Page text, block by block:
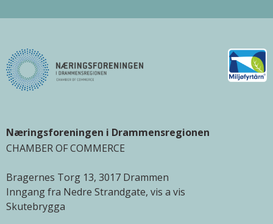
Næringsforeningen i Drammensregionen
CHAMBER OF COMMERCE
Bragernes Torg 13, 3017 Drammen
Inngang fra Nedre Strandgate, vis a vis
Skutebrygga